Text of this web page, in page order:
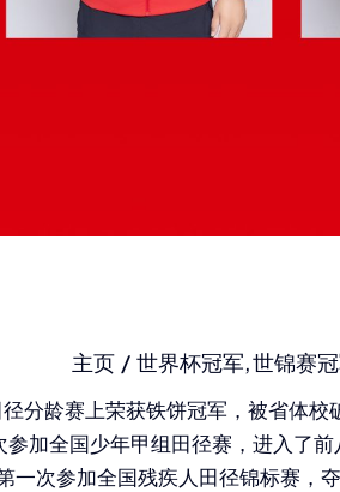
主页 世界杯冠军 世锦赛
分龄赛上荣获铁饼冠军，被省体校
加全国少年甲组田径赛，进入了前
一次参加全国残疾人田径锦标赛 ，